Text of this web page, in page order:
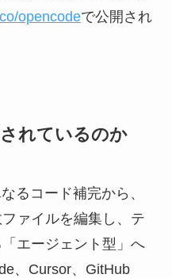
opencodeで公開され
れているのか
るコード補完から、
ァイルを編集し、テ
エージェント型」へ
、Cursor、GitHub